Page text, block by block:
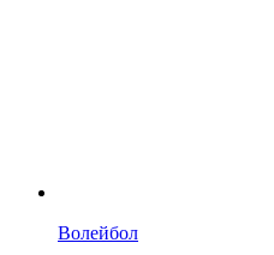
Волейбол